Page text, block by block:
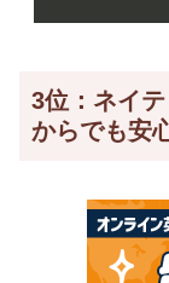
3位：ネイ
からでも安